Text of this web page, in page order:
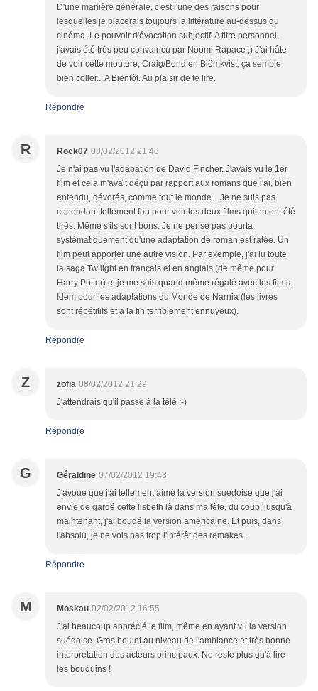
D'une manière générale, c'est l'une des raisons pour
lesquelles je placerais toujours la littérature au-dessus du
cinéma. Le pouvoir d'évocation subjectif. A titre personnel,
j'avais été très peu convaincu par Noomi Rapace ;) J'ai hâte
de voir cette mouture, Craig/Bond en Blömkvist, ça semble
bien coller... A Bientôt. Au plaisir de te lire.
Répondre
R Rock07 08/02/2012 21:48
Je n'ai pas vu l'adapation de David Fincher. J'avais vu le 1er
film et cela m'avait déçu par rapport aux romans que j'ai, bien
entendu, dévorés, comme tout le monde... Je ne suis pas
cependant tellement fan pour voir les deux films qui en ont été
tirés. Même s'ils sont bons. Je ne pense pas pourta
systématiquement qu'une adaptation de roman est ratée. Un
film peut apporter une autre vision. Par exemple, j'ai lu toute
la saga Twilight en français et en anglais (de même pour
Harry Potter) et je me suis quand même régalé avec les films.
Idem pour les adaptations du Monde de Narnia (les livres
sont répétitifs et à la fin terriblement ennuyeux).
Répondre
Z zofia 08/02/2012 21:29
J'attendrais qu'il passe à la télé ;-)
Répondre
G Géraldine 07/02/2012 19:43
J'avoue que j'ai tellement aimé la version suédoise que j'ai
envie de gardé cette lisbeth là dans ma tête, du coup, jusqu'à
maintenant, j'ai boudé la version américaine. Et puis, dans
l'absolu, je ne vois pas trop l'intérêt des remakes...
Répondre
M Moskau 02/02/2012 16:55
J'ai beaucoup apprécié le film, même en ayant vu la version
suédoise. Gros boulot au niveau de l'ambiance et très bonne
interprétation des acteurs principaux. Ne reste plus qu'à lire
les bouquins !